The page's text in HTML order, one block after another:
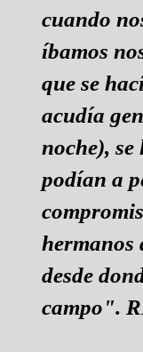
cuando
íbamos
que se
acudía
noche),
podían a
hermanos
desde
campo".